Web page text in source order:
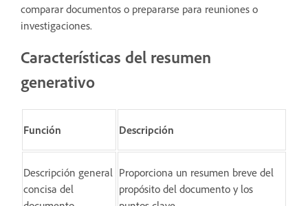
comparar documentos o prepararse para reuniones o
investigaciones.
Características del resumen
generativo
Función Descripción
Descripción general
concisa del
Proporciona un resumen breve del
propósito del documento y los